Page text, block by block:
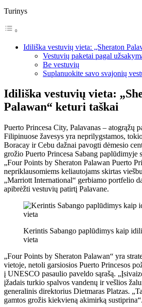
Turinys
Idiliška vestuvių vieta: „Sheraton
Vestuvių paketai pagal
Be vestuvių
Suplanuokite savo svajonių
Idiliška vestuvių vieta:
Palawan“ keturi taškai
Puerto Princesa City, Palavanas – atogrąžų
Filipinuose žavesys yra neprilygstamos,
Boracay ir Cebu dažnai pavogti dėmesio
grožio Puerto Princesa Sabang paplūdimyje
„Four Points by Sheraton Palawan Puerto
nepriklausomiems keliautojams skirtas
„Marriott International“ gerbiamo portfelio
apibrėžti vestuvių patirtį Palavane.
Kerintis Sabango paplūdimys kaip
vieta
„Four Points by Sheraton Palawan“ yra
vietoje, netoli garsiosios Puerto Princesos
į UNESCO pasaulio paveldo sąrašą.
įžadais turkio spalvos vandenų ir vešlios
generalinis direktorius Dietmaras Platzas.
gamtos grožis kiekvieną akimirką sustiprina“.